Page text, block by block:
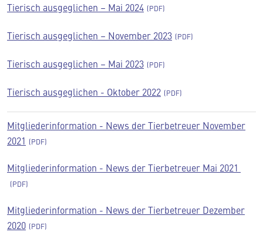
Tierisch ausgeglichen – Mai 2024
Tierisch ausgeglichen – November 2023
Tierisch ausgeglichen – Mai 2023
Tierisch ausgeglichen - Oktober 2022
Mitgliederinformation - News der Tierbetreuer November
2021
Mitgliederinformation - News der Tierbetreuer Mai 2021
Mitgliederinformation - News der Tierbetreuer Dezember
2020